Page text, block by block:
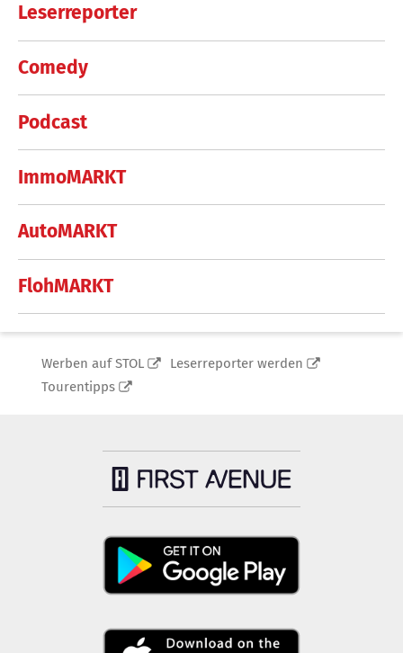
Leserreporter
Comedy
Podcast
ImmoMARKT
AutoMARKT
FlohMARKT
Werben auf STOL
Leserreporter werden
Tourentipps